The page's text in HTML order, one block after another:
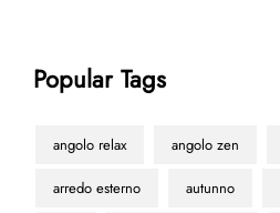
Popular Tags
angolo relax angolo zen
arredo esterno autunno